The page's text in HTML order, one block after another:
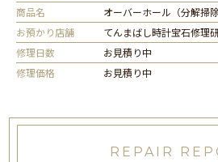
商品名
オーバーホール（分解掃
お預かり店舗
てんまばし時計宝石修理
修理日数
お見積り中
修理価格
お見積り中
REPAIR